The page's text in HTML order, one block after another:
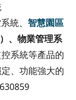
統、 智慧園區
、物業管理系
系統等產品的
、功能強大的